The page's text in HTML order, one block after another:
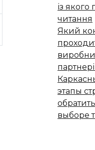
із
читання
Який
этапы
выборе